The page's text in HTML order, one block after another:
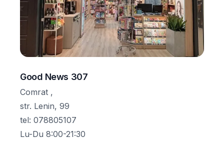
Good News 307
Comrat ,
str. Lenin, 99
tel: 078805107
Lu-Du 8:00-21:30